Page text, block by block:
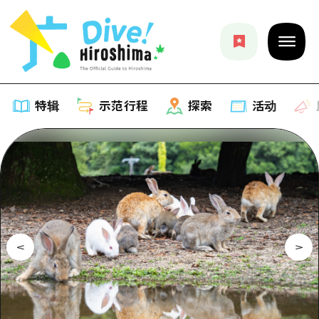
特辑 示范行程 探索 活动
特辑
列表
推荐
艺术
活动·庙会
美食·酒水
示范行程
列表
Dive!Hiroshima官方向导
广岛随意旅行
探索
列表
广岛市内
活动